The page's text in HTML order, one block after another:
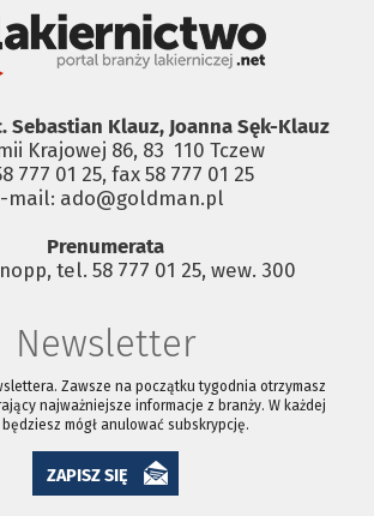
Sebastian Klauz, Joanna Sęk-Klauz
Krajowej 86, 83 ­ 110 Tczew
777 01 25, fax 58 777 01 25
mail: ado@goldman.pl
Prenumerata
tel. 58 777 01 25, wew. 300
Newsletter
Zawsze na początku tygodnia otrzymasz
najważniejsze informacje z branży. W każdej
mógł anulować subskrypcję.
ZAPISZ SIĘ